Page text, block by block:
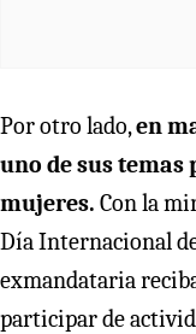
Por otro lado,en
uno de sus temas
mujeres. Con la
Día Internacional
exmandataria
participar de